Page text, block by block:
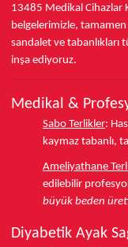
13485 Medikal Cihazlar
belgelerimizle,
sandalet ve tabanlıkları
inşa ediyoruz.
Medikal &
Sabo Terlikler:
kaymaz tabanlı,
Ameliyathane
edilebilir
büyük beden
Diyabetik Ayak